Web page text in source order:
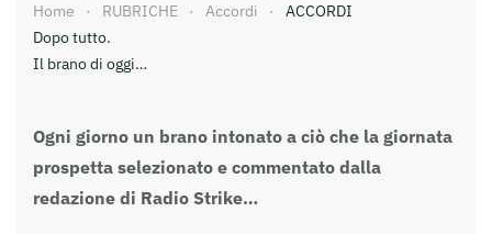
Home RUBRICHE Accordi
ACCORDI
Dopo tutto.
Il brano di oggi…
Ogni giorno un brano intonato a ciò che la giornata
prospetta selezionato e commentato dalla
redazione di Radio Strike…